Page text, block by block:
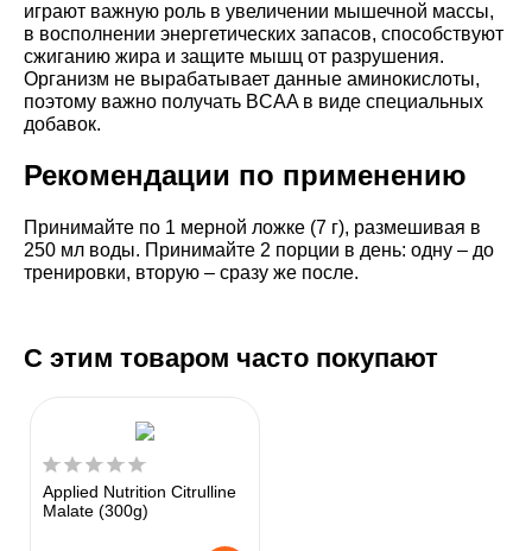
играют важную роль в увеличении мышечной массы,
в восполнении энергетических запасов, способствуют
сжиганию жира и защите мышц от разрушения.
Организм не вырабатывает данные аминокислоты,
поэтому важно получать BCAA в виде специальных
добавок.
Рекомендации по применению
Принимайте по 1 мерной ложке (7 г), размешивая в
250 мл воды. Принимайте 2 порции в день: одну – до
тренировки, вторую – сразу же после.
С этим товаром часто покупают
Applied Nutrition Citrulline
Malate (300g)